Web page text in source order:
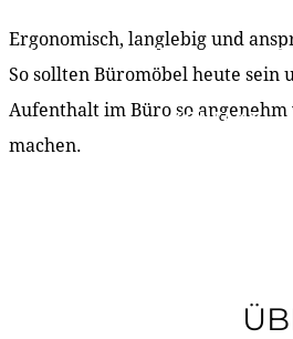
PRODUKTE ÜBER UNS
KONTAKT
Ergonomisch, langlebig und
So sollten Büromöbel heute sein
Aufenthalt im Büro so
machen.